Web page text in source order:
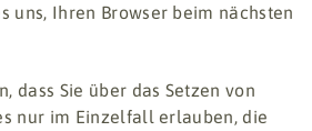
uns, Ihren Browser beim nächsten
dass Sie über das Setzen von
nur im Einzelfall erlauben, die